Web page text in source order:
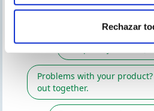
Rechazar
El blog de
Buscar
Servicio de
Catálogo Gre /